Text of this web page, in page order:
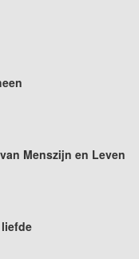
Menszijn en Leven